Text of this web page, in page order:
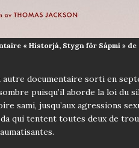
« Historjá, Stygn för Sápmi » de
documentaire sorti en
puisqu’il aborde la loi du
sami, jusqu’aux agressions
qui tentent toutes deux de